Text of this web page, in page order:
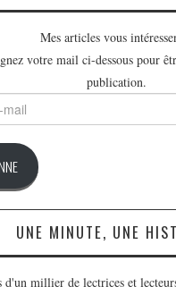
Mes articles vous
votre mail ci-dessous pour
publication.
UNE MINUTE, UNE
d'un millier de lectrices et